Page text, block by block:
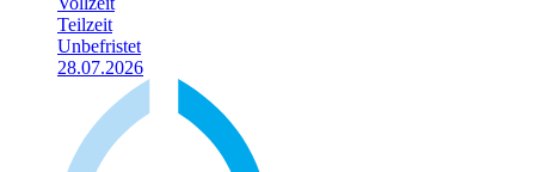
Teilzeit
Unbefristet
28.07.2026